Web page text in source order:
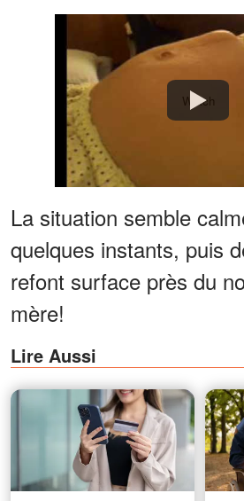
Watch
La situation semble
quelques instants, puis
refont surface près du
mère!
Lire Aussi